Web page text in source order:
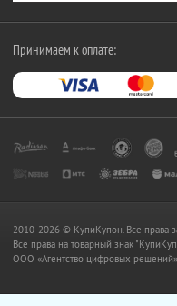
Принимаем к оплате:
2010-2026 © КупиКупон. Все права
Все права на товарный знак
OOO «Агентство цифровых